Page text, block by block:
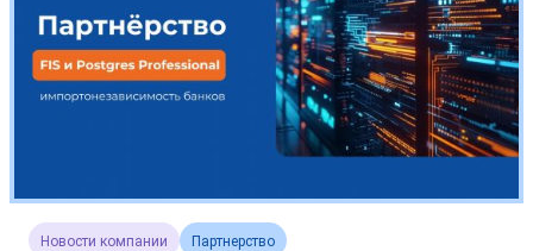
Новости компании Партнерство